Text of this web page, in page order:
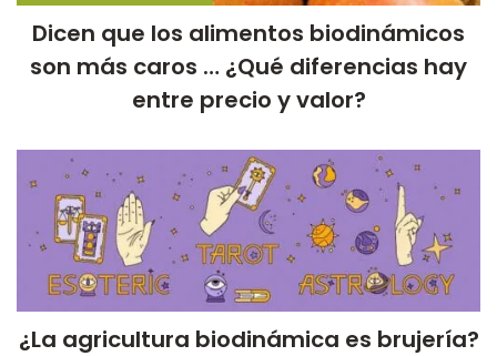
Dicen que los alimentos biodinámicos
son más caros … ¿Qué diferencias hay
entre precio y valor?
¿La agricultura biodinámica es brujería?